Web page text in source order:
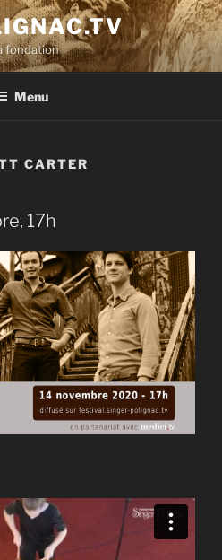
fondation
Menu
CARTER
17h